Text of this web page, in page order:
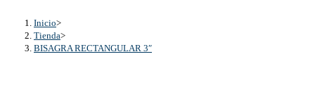
Inicio>
Tienda>
BISAGRA RECTANGULAR 3″